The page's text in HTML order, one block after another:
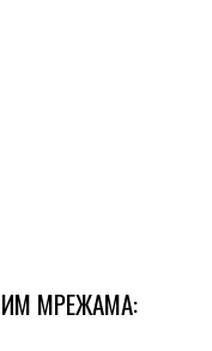
МРЕЖАМА: